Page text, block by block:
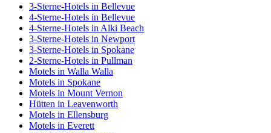
3-Sterne-Hotels in Bellevue
4-Sterne-Hotels in Bellevue
4-Sterne-Hotels in Alki Beach
3-Sterne-Hotels in Newport
3-Sterne-Hotels in Spokane
2-Sterne-Hotels in Pullman
Motels in Walla Walla
Motels in Spokane
Motels in Mount Vernon
Hütten in Leavenworth
Motels in Ellensburg
Motels in Everett